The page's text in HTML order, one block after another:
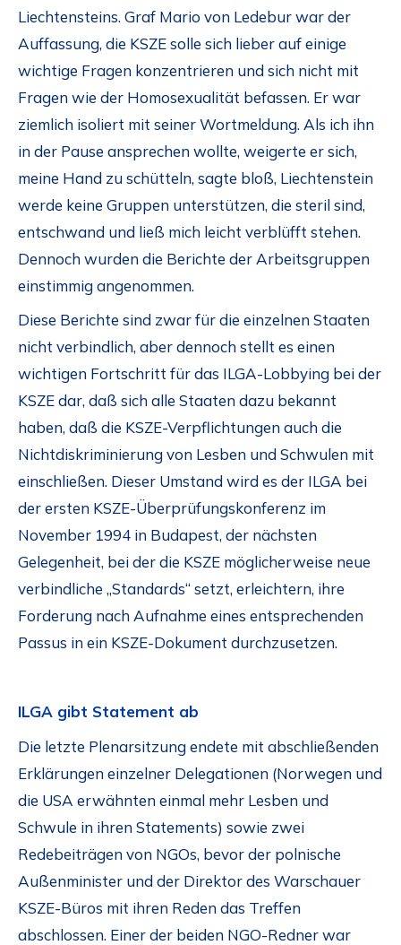
Liechtensteins. Graf Mario von Ledebur war der
Auffassung, die KSZE solle sich lieber auf einige
wichtige Fragen konzentrieren und sich nicht mit
Fragen wie der Homosexualität befassen. Er war
ziemlich isoliert mit seiner Wortmeldung. Als ich ihn
in der Pause ansprechen wollte, weigerte er sich,
meine Hand zu schütteln, sagte bloß, Liechtenstein
werde keine Gruppen unterstützen, die steril sind,
entschwand und ließ mich leicht verblüfft stehen.
Dennoch wurden die Berichte der Arbeitsgruppen
einstimmig angenommen.
Diese Berichte sind zwar für die einzelnen Staaten
nicht verbindlich, aber dennoch stellt es einen
wichtigen Fortschritt für das ILGA-Lobbying bei der
KSZE dar, daß sich alle Staaten dazu bekannt
haben, daß die KSZE-Verpflichtungen auch die
Nichtdiskriminierung von Lesben und Schwulen mit
einschließen. Dieser Umstand wird es der ILGA bei
der ersten KSZE-Überprüfungskonferenz im
November 1994 in Budapest, der nächsten
Gelegenheit, bei der die KSZE möglicherweise neue
verbindliche „Standards“ setzt, erleichtern, ihre
Forderung nach Aufnahme eines entsprechenden
Passus in ein KSZE-Dokument durchzusetzen.
ILGA gibt Statement ab
Die letzte Plenarsitzung endete mit abschließenden
Erklärungen einzelner Delegationen (Norwegen und
die USA erwähnten einmal mehr Lesben und
Schwule in ihren Statements) sowie zwei
Redebeiträgen von NGOs, bevor der polnische
Außenminister und der Direktor des Warschauer
KSZE-Büros mit ihren Reden das Treffen
abschlossen. Einer der beiden NGO-Redner war